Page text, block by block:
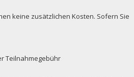
keine zusätzlichen Kosten. Sofern Sie
Teilnahmegebühr